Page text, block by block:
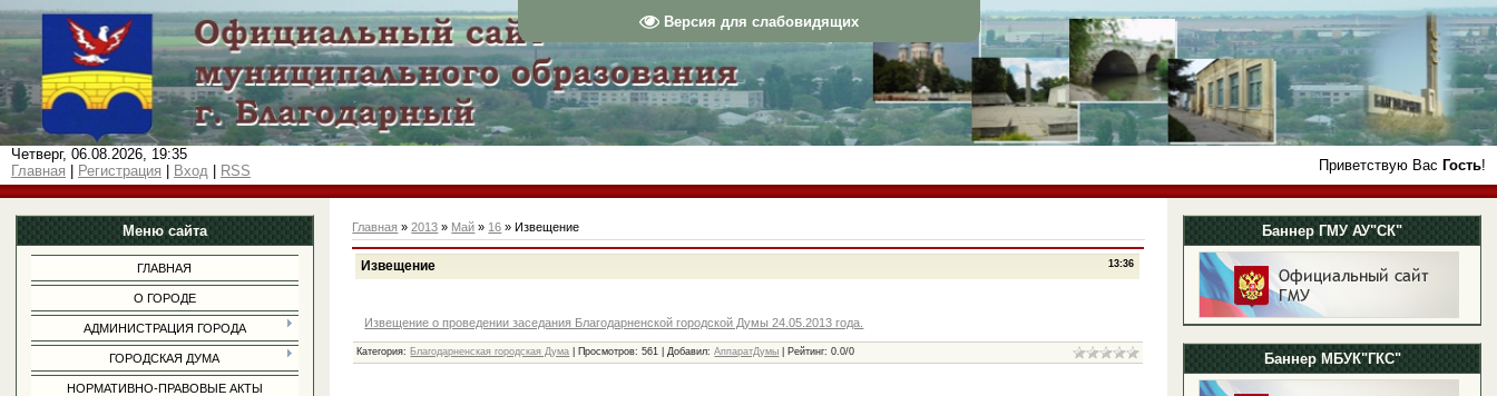
Версия для слабовидящих
Приветствую Вас Гость!
Четверг, 06.08.2026, 19:35
Главная
Регистрация Вход RSS
Меню сайта
ГЛАВНАЯ
О ГОРОДЕ
АДМИНИСТРАЦИЯ ГОРОДА
ГОРОДСКАЯ ДУМА
НОРМАТИВНО-ПРАВОВЫЕ АКТЫ
Баннер ГМУ АУ"СК"
Баннер МБУК"ГКС"
Главная »2013 » Май » 16 » Извещение
13:36
Извещение
Извещение о проведении заседания Благодарненской городской Думы 24.05.2013 года.
Категория: Благодарненская городская Дума Просмотров: 561 | Добавил:АппаратДумы Рейтинг:0.0/0